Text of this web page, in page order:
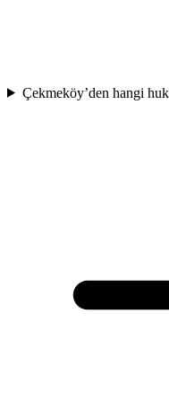
Çekmeköy’den hangi